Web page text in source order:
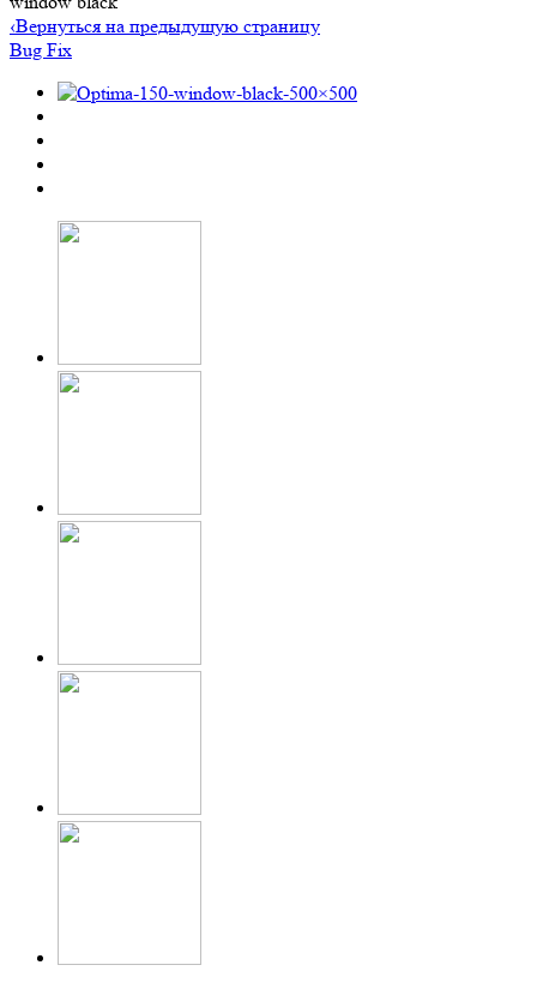
‹Вернуться на предыдущую страницу
Bug Fix